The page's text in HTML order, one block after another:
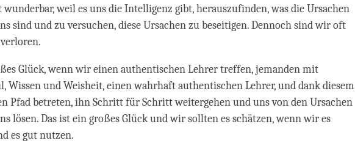
wunderbar, weil es uns die Intelligenz gibt, herauszufinden, was die Ursachen
sind und zu versuchen, diese Ursachen zu beseitigen. Dennoch sind wir oft
Glück, wenn wir einen authentischen Lehrer treffen, jemanden mit
Wissen und Weisheit, einen wahrhaft authentischen Lehrer, und dank diesem
Pfad betreten, ihn Schritt für Schritt weitergehen und uns von den Ursachen
lösen. Das ist ein großes Glück und wir sollten es schätzen, wenn wir es
es gut nutzen.